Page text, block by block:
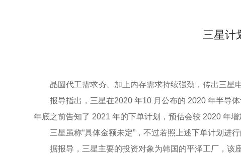
三星计
晶圆代工需求夯、加上内存需求持续强劲，传出三星
报导指出，三星在2020 年10 月公布的 2020 年半导
年底之前告知了 2021 年的下单计划，预估会较 2020 年增
三星虽称“具体金额未定”，不过若照上述下单计划进
据报导，三星主要的投资对象为韩国的平泽工厂，该